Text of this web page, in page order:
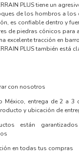
PLUS tiene un
de los hombros a los
es confiable dentro y
de piedras cónicos para
excelente tracción en
PLUS también está
con nosotros
México, entrega de 2 a 3
y ubicación de
están
en todas tus compras